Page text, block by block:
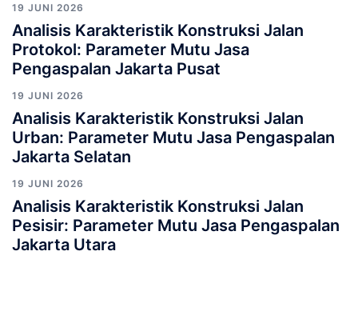
19 JUNI 2026
Analisis Karakteristik Konstruksi Jalan
Protokol: Parameter Mutu Jasa
Pengaspalan Jakarta Pusat
19 JUNI 2026
Analisis Karakteristik Konstruksi Jalan
Urban: Parameter Mutu Jasa Pengaspalan
Jakarta Selatan
19 JUNI 2026
Analisis Karakteristik Konstruksi Jalan
Pesisir: Parameter Mutu Jasa Pengaspalan
Jakarta Utara